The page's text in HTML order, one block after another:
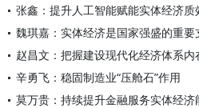
张鑫：提升人工智能赋能实体经济质
魏琪嘉：实体经济是国家强盛的重要
赵昌文：把握建设现代化经济体系内
辛勇飞：稳固制造业“压舱石”作用
莫万贵：持续提升金融服务实体经济